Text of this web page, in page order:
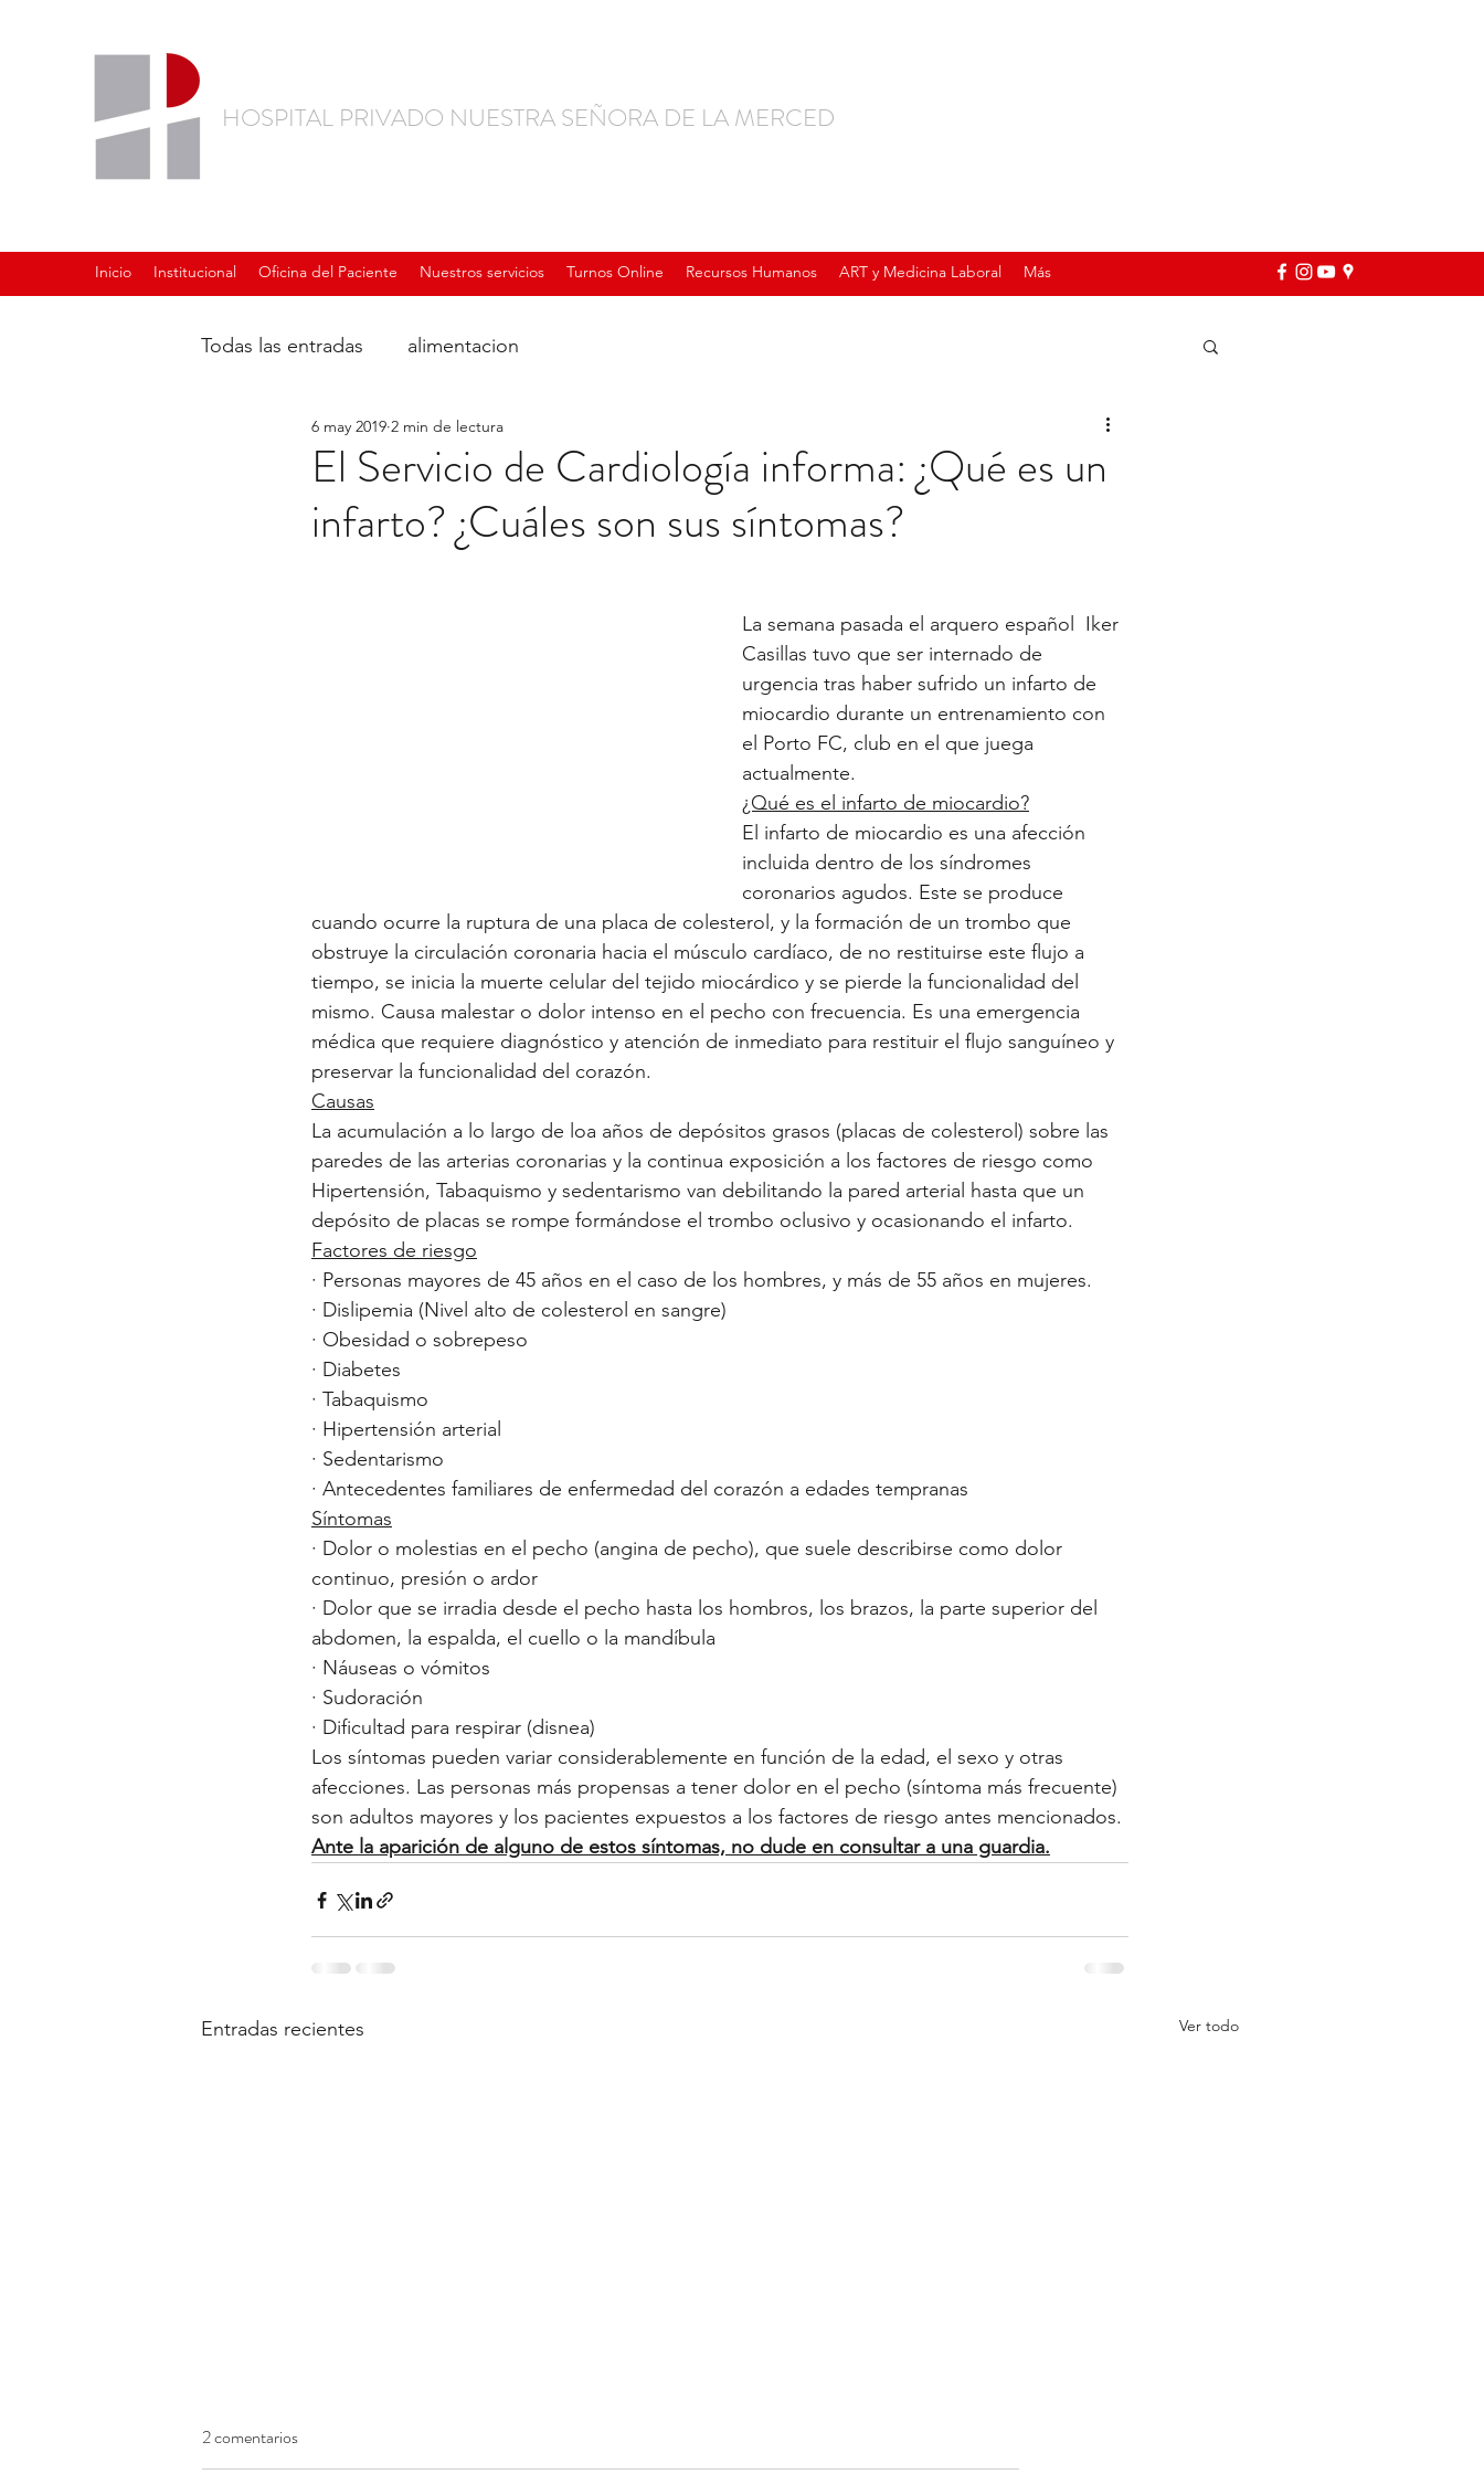
HOSPITAL PRIVADO NUESTRA SEÑORA DE LA MERCED
Inicio Institucional Oficina del Paciente Nuestros servicios Turnos Online Recursos Humanos ART y Medicina Laboral Más
Todas las entradas alimentacion
El Servicio de Cardiología informa: ¿Qué es un
infarto? ¿Cuáles son sus síntomas?
6 may 2019 2 min de lectura
La semana pasada el arquero español  Iker
Casillas tuvo que ser internado de
urgencia tras haber sufrido un infarto de
miocardio durante un entrenamiento con
el Porto FC, club en el que juega
actualmente.
¿Qué es el infarto de miocardio?
El infarto de miocardio es una afección
incluida dentro de los síndromes
coronarios agudos. Este se produce
cuando ocurre la ruptura de una placa de colesterol, y la formación de un trombo que
obstruye la circulación coronaria hacia el músculo cardíaco, de no restituirse este flujo a
tiempo, se inicia la muerte celular del tejido miocárdico y se pierde la funcionalidad del
mismo. Causa malestar o dolor intenso en el pecho con frecuencia. Es una emergencia
médica que requiere diagnóstico y atención de inmediato para restituir el flujo sanguíneo y
preservar la funcionalidad del corazón.
Causas
La acumulación a lo largo de loa años de depósitos grasos (placas de colesterol) sobre las
paredes de las arterias coronarias y la continua exposición a los factores de riesgo como
Hipertensión, Tabaquismo y sedentarismo van debilitando la pared arterial hasta que un
depósito de placas se rompe formándose el trombo oclusivo y ocasionando el infarto.
Factores de riesgo
· ​Personas mayores de 45 años en el caso de los hombres, y más de 55 años en mujeres.
· Dislipemia (Nivel alto de colesterol en sangre)
· Obesidad o sobrepeso
· Diabetes
· Tabaquismo
· Hipertensión arterial
· Sedentarismo
· Antecedentes familiares de enfermedad del corazón a edades tempranas
Síntomas
· Dolor o molestias en el pecho (angina de pecho), que suele describirse como dolor
continuo, presión o ardor
· Dolor que se irradia desde el pecho hasta los hombros, los brazos, la parte superior del
abdomen, la espalda, el cuello o la mandíbula
· Náuseas o vómitos
· Sudoración
· Dificultad para respirar (disnea)
Los síntomas pueden variar considerablemente en función de la edad, el sexo y otras
afecciones. Las personas más propensas a tener dolor en el pecho (síntoma más frecuente)
son adultos mayores y los pacientes expuestos a los factores de riesgo antes mencionados.
Ante la aparición de alguno de estos síntomas, no dude en consultar a una guardia.
Entradas recientes Ver todo
2 comentarios